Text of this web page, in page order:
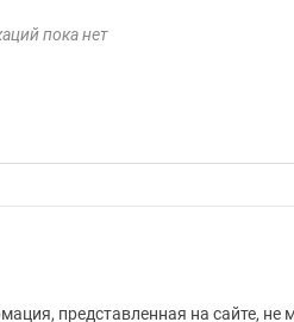
пока нет
представленная на сайте,